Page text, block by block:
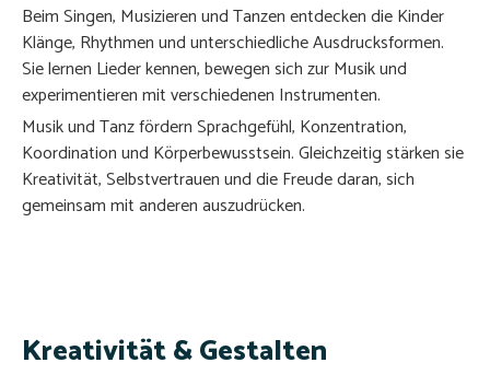
Beim Singen, Musizieren und Tanzen entdecken die Kinder
Klänge, Rhythmen und unterschiedliche Ausdrucksformen.
Sie lernen Lieder kennen, bewegen sich zur Musik und
experimentieren mit verschiedenen Instrumenten.
Musik und Tanz fördern Sprachgefühl, Konzentration,
Koordination und Körperbewusstsein. Gleichzeitig stärken sie
Kreativität, Selbstvertrauen und die Freude daran, sich
gemeinsam mit anderen auszudrücken.
Kreativität & Gestalten